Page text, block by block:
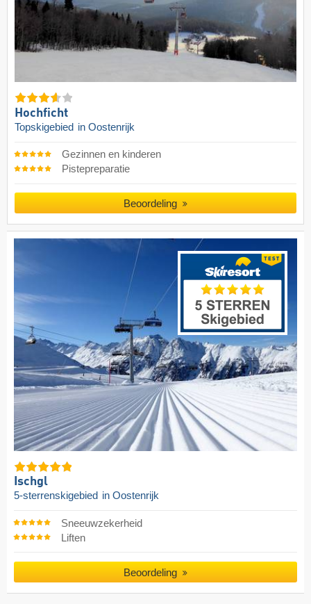
Hochficht
Topskigebied in Oostenrijk
Gezinnen en kinderen
Pistepreparatie
Beoordeling
Ischgl
5-sterrenskigebied in Oostenrijk
Sneeuwzekerheid
Liften
Beoordeling